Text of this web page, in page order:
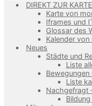
DIREKT ZUR KARTE
Karte von
Iframes und
Glossar des
Kalender
Neues
Städte und
Liste
Liste
Nachgefragt